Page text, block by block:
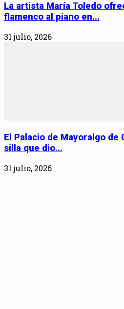
La artista María Toledo
flamenco al piano en...
31 julio, 2026
El Palacio de Mayoralgo de
silla que dio...
31 julio, 2026